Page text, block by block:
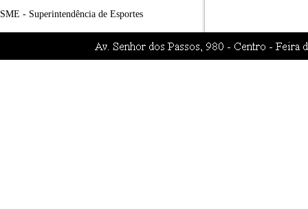
SME - Superintendência de Esportes